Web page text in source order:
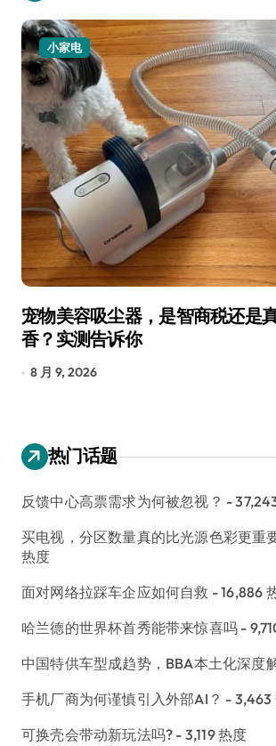
小家电
宠物美容吸尘器，是智商税还是
香？实测告诉你
8 月 9, 2026
热门话题
反馈中心高票需求为何被忽视？ -
买电视，分区数量真的比光源色彩更重
热度
面对网络拉踩车企应如何自救 - 16,886
哈兰德的世界杯首秀能带来惊喜吗 -
中国特供车型成趋势，BBA本土化深度
手机厂商为何谨慎引入外部AI？ - 3,463
可换壳会带动新玩法吗? - 3,119 热度